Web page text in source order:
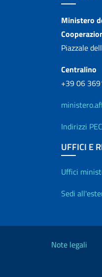
Ministero
Piazzale
Centralino
+39 06
Indirizzi
UFFICI E
Uffici
Sedi
Link Utili
Note legali